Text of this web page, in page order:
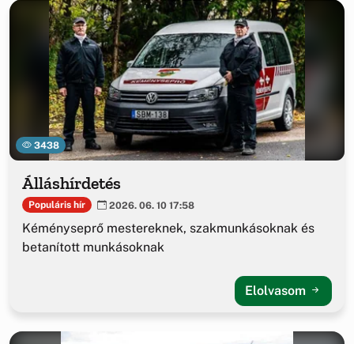
3438
Álláshírdetés
Populáris hír 2026. 06. 10 17:58
Kéményseprő mestereknek, szakmunkásoknak és
betanított munkásoknak
Elolvasom